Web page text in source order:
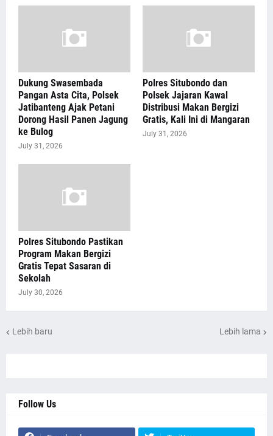
Dukung Swasembada
Pangan Asta Cita, Polsek
Jatibanteng Ajak Petani
Dorong Hasil Panen Jagung
ke Bulog
July 31, 2026
Polres Situbondo dan
Polsek Jajaran Kawal
Distribusi Makan Bergizi
Gratis, Kali Ini di Mangaran
July 31, 2026
Polres Situbondo Pastikan
Program Makan Bergizi
Gratis Tepat Sasaran di
Sekolah
July 30, 2026
Lebih baru Lebih lama
Follow Us